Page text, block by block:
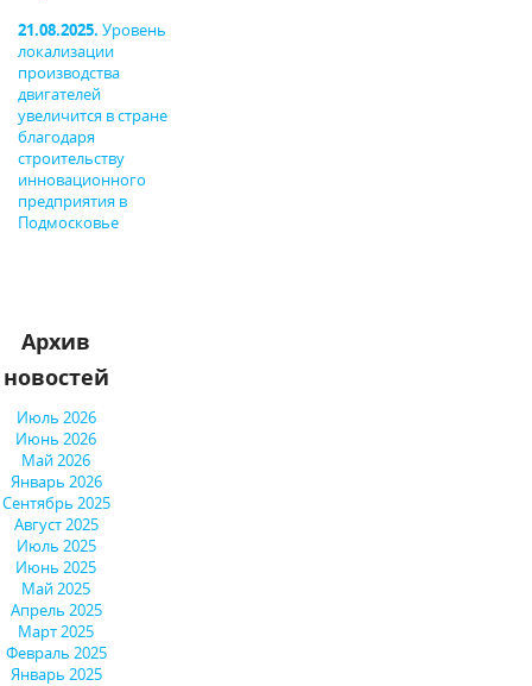
21.08.2025. Уровень
локализации
производства
двигателей
увеличится в стране
благодаря
строительству
инновационного
предприятия в
Подмосковье
Архив
новостей
Июль 2026
Июнь 2026
Май 2026
Январь 2026
Сентябрь 2025
Август 2025
Июль 2025
Июнь 2025
Май 2025
Апрель 2025
Март 2025
Февраль 2025
Январь 2025